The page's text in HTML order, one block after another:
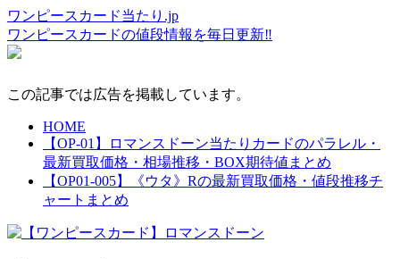
ワンピースカード当たり.jp
ワンピースカードの値段情報を毎日更新‼
この記事では広告を掲載しています。
HOME
【OP-01】ロマンスドーン当たりカードのパラレル・
最新買取価格・相場推移・BOX期待値まとめ
【OP01-005】《ウタ》Rの最新買取価格・値段推移チ
ャートまとめ